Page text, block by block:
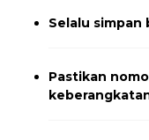
Selalu simpan
Pastikan